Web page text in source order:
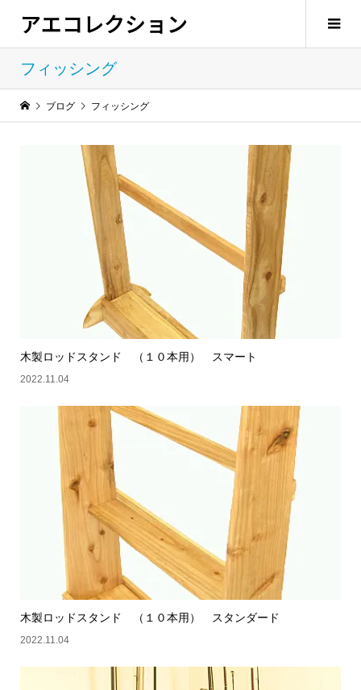
アエコレクション
フィッシング
ブログ フィッシング
木製ロッドスタンド （１０本用） スマート
2022.11.04
木製ロッドスタンド （１０本用） スタンダード
2022.11.04